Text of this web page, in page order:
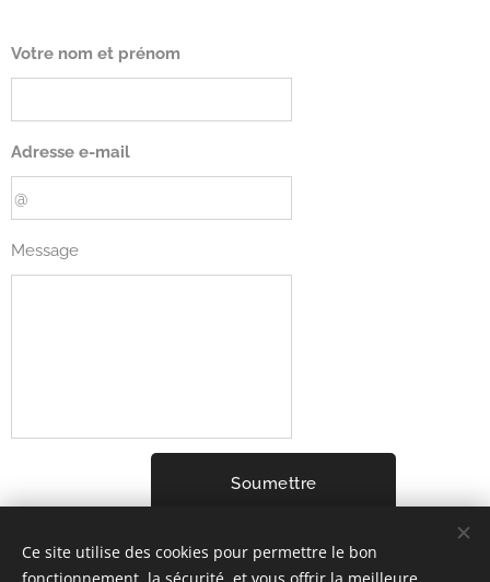
Votre nom et prénom
Adresse e-mail
Message
Soumettre
Ce site utilise des cookies pour permettre le bon